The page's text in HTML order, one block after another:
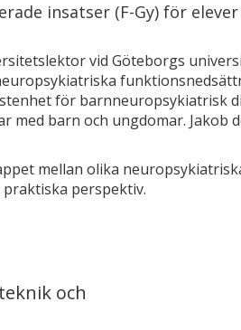
insatser (F-Gy) för
vid Göteborgs
för barnneuropsykiatrisk
med barn och ungdomar.
mellan olika
perspektiv.
och